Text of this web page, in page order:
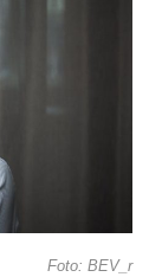
Foto: BEV_r